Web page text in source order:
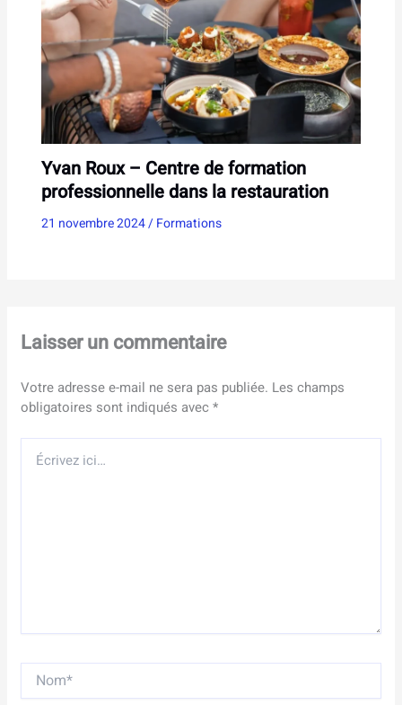
Yvan Roux – Centre de formation
professionnelle dans la restauration
21 novembre 2024/Formations
Laisser un commentaire
Votre adresse e-mail ne sera pas publiée. Les champs
obligatoires sont indiqués avec*
Écrivez
ici…
Nom*